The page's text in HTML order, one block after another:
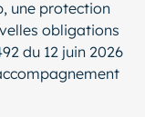
une protection
obligations
du 12 juin 2026